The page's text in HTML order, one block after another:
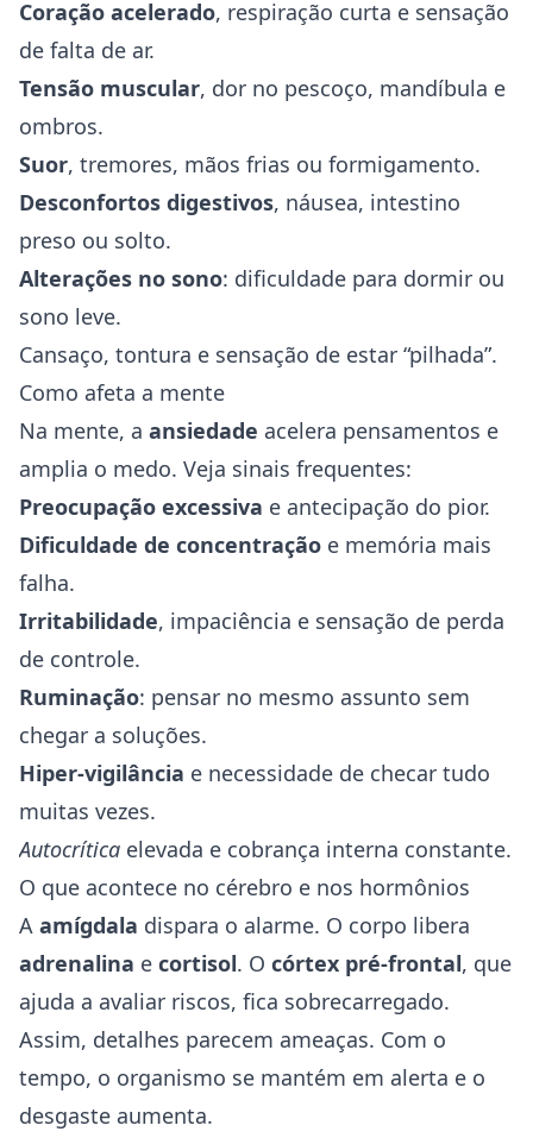
Coração acelerado, respiração curta e sensação
de falta de ar.
Tensão muscular, dor no pescoço, mandíbula e
ombros.
Suor, tremores, mãos frias ou formigamento.
Desconfortos digestivos, náusea, intestino
preso ou solto.
Alterações no sono: dificuldade para dormir ou
sono leve.
Cansaço, tontura e sensação de estar “pilhada”.
Como afeta a mente
Na mente, a ansiedade acelera pensamentos e
amplia o medo. Veja sinais frequentes:
Preocupação excessiva e antecipação do pior.
Dificuldade de concentração e memória mais
falha.
Irritabilidade, impaciência e sensação de perda
de controle.
Ruminação: pensar no mesmo assunto sem
chegar a soluções.
Hiper-vigilância e necessidade de checar tudo
muitas vezes.
Autocrítica elevada e cobrança interna constante.
O que acontece no cérebro e nos hormônios
A amígdala dispara o alarme. O corpo libera
adrenalina e cortisol. O córtex pré-frontal, que
ajuda a avaliar riscos, fica sobrecarregado.
Assim, detalhes parecem ameaças. Com o
tempo, o organismo se mantém em alerta e o
desgaste aumenta.